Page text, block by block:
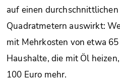
auf einen
Quadratmetern auswirkt:
mit Mehrkosten von etwa 65
Haushalte, die mit Öl
100 Euro mehr.